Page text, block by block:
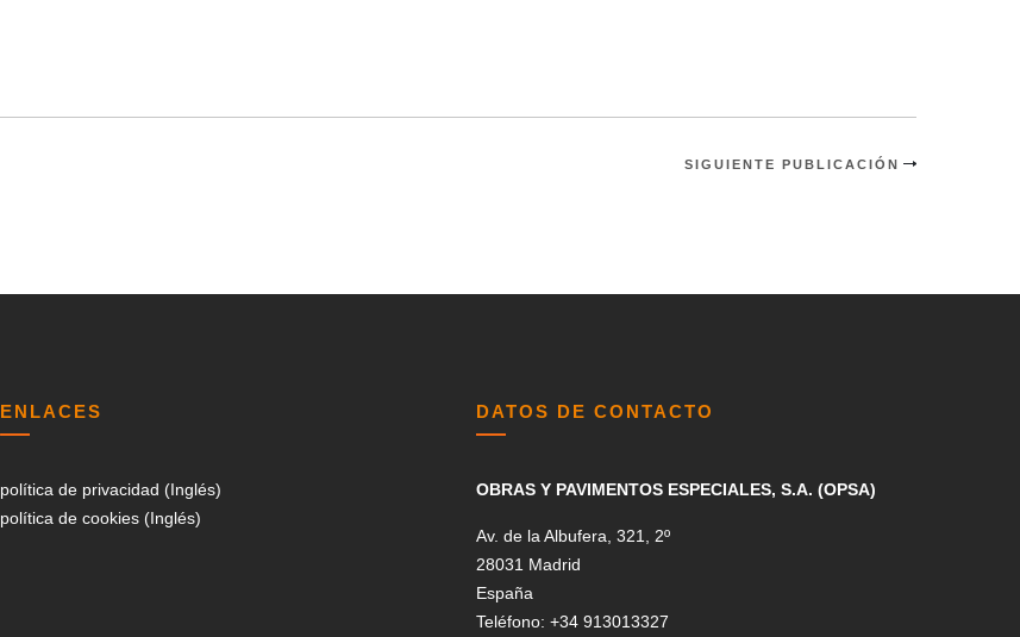
SIGUIENTE PUBLICACIÓN
ENLACES
política de privacidad (Inglés)
política de cookies (Inglés)
DATOS DE CONTACTO
OBRAS Y PAVIMENTOS ESPECIALES, S.A. (OPSA)
Av. de la Albufera, 321, 2º
28031 Madrid
España
Teléfono: +34 913013327